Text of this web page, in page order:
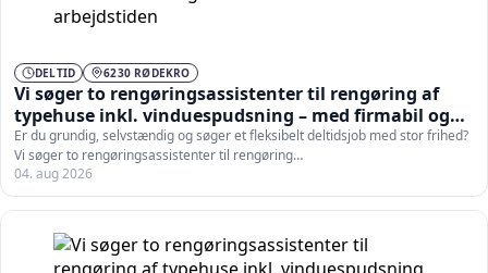
DELTID 6230 RØDEKRO
Vi søger to rengøringsassistenter til rengøring af
typehuse inkl. vinduespudsning – med firmabil og
stor fleksibilitet i arbejdstiden
Er du grundig, selvstændig og søger et fleksibelt deltidsjob med stor frihed?
Vi søger to rengøringsassistenter til rengøring…
04. aug 2026